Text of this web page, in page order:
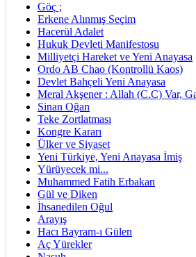
Göç ;
Erkene Alınmış Seçim
Hacerül Adalet
Hukuk Devleti Manifestosu
Milliyetçi Hareket ve Yeni Anayasa
Ordo AB Chao (Kontrollü Kaos)
Devlet Bahçeli Yeni Anayasa
Meral Akşener : Allah (C.C) Var,
Sinan Oğan
Teke Zortlatması
Kongre Kararı
Ülker ve Siyaset
Yeni Türkiye, Yeni Anayasa İmiş
Yürüyecek mi...
Muhammed Fatih Erbakan
Gül ve Diken
İhsanedilen Oğul
Arayış
Hacı Bayram-ı Gülen
Aç Yürekler